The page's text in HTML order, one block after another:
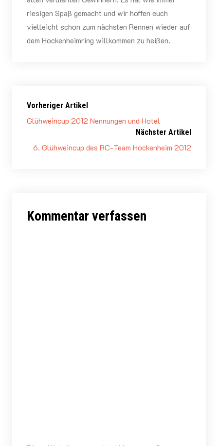
riesigen Spaß gemacht und wir hoffen euch
vielleicht schon zum nächsten Rennen wieder auf
dem Hockenheimring willkommen zu heißen.
Vorheriger Artikel
Glühweincup 2012 Nennungen und Hotel
Nächster Artikel
6. Glühweincup des RC-Team Hockenheim 2012
Kommentar verfassen